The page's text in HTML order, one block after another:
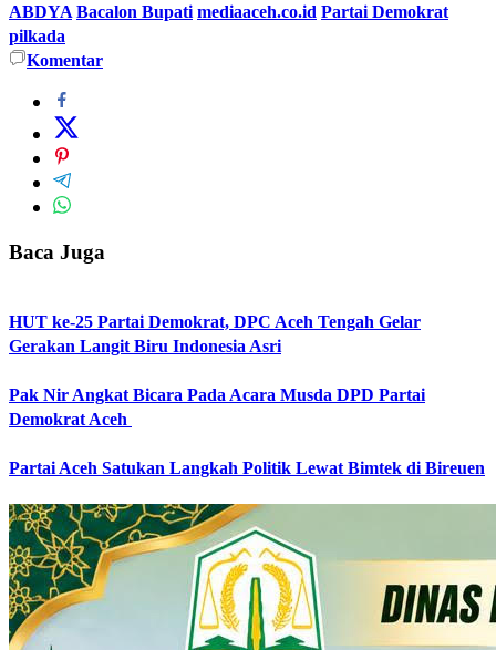
ABDYA Bacalon Bupati mediaaceh.co.id Partai Demokrat
pilkada
Komentar
Baca Juga
HUT ke-25 Partai Demokrat, DPC Aceh Tengah Gelar
Gerakan Langit Biru Indonesia Asri
Pak Nir Angkat Bicara Pada Acara Musda DPD Partai
Demokrat Aceh
Partai Aceh Satukan Langkah Politik Lewat Bimtek di Bireuen